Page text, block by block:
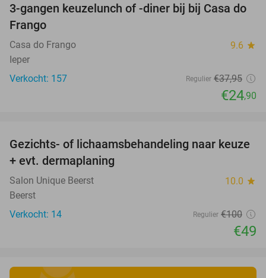
34%
3-gangen keuzelunch of -diner bij bij Casa do
Frango
Casa do Frango 9.6 star
Ieper
Verkocht: 157
Regulier €37,95
€24,90
51%
Gezichts- of lichaamsbehandeling naar keuze
+ evt. dermaplaning
Salon Unique Beerst 10.0 star
Beerst
Verkocht: 14
Regulier €100
€49